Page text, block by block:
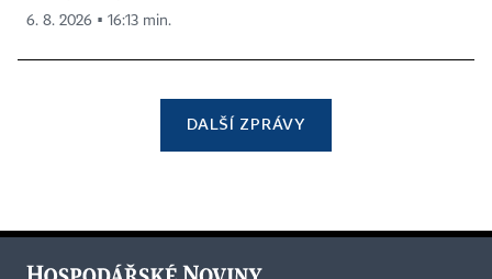
6. 8. 2026 ▪ 16:13 min.
DALŠÍ ZPRÁVY